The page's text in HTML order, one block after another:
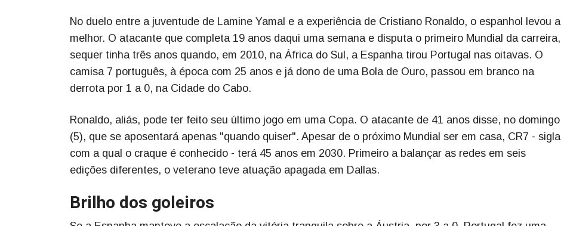
No duelo entre a juventude de Lamine Yamal e a experiência de Cristiano Ronaldo, o espanhol levou a
melhor. O atacante que completa 19 anos daqui uma semana e disputa o primeiro Mundial da carreira,
sequer tinha três anos quando, em 2010, na África do Sul, a Espanha tirou Portugal nas oitavas. O
camisa 7 português, à época com 25 anos e já dono de uma Bola de Ouro, passou em branco na
derrota por 1 a 0, na Cidade do Cabo.
Ronaldo, aliás, pode ter feito seu último jogo em uma Copa. O atacante de 41 anos disse, no domingo
(5), que se aposentará apenas "quando quiser". Apesar de o próximo Mundial ser em casa, CR7 - sigla
com a qual o craque é conhecido - terá 45 anos em 2030. Primeiro a balançar as redes em seis
edições diferentes, o veterano teve atuação apagada em Dallas.
Brilho dos goleiros